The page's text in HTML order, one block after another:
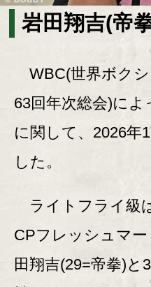
岩田翔吉(帝
WBC(世界ボクシ
63回年次総会)に
に関して、2026年
した。
ライトフライ級
CPフレッシュマ
田翔吉(29=帝拳)と